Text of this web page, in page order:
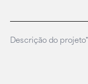
Descrição do projeto*